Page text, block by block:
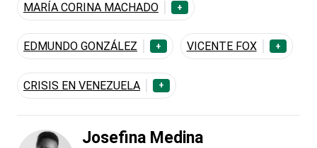
MARÍA CORINA MACHADO +
EDMUNDO GONZÁLEZ + VICENTE FOX +
CRISIS EN VENEZUELA +
Josefina Medina